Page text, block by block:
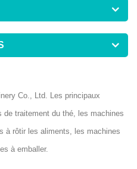
Co., Ltd. Les principaux
de traitement du thé, les machines
à rôtir les aliments, les machines
à emballer.